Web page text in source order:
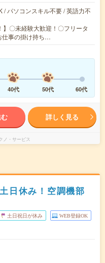
/ パソコンスキル不要 / 英語力不
】〇未経験大歓迎！〇フリータ
事の掛け持ち…
40代 50代 60代
詳しく見る
ノ・サービス
日休み！空調機部
土日祝日が休み WEB登録OK